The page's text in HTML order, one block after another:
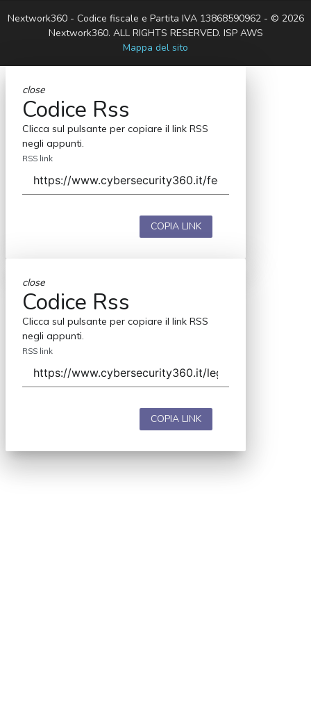
Nextwork360 - Codice fiscale e Partita IVA 13868590962 - © 2026
Nextwork360. ALL RIGHTS RESERVED. ISP AWS
Mappa del sito
close
Codice Rss
Clicca sul pulsante per copiare il link RSS
negli appunti.
RSS link
COPIA LINK
close
Codice Rss
Clicca sul pulsante per copiare il link RSS
negli appunti.
RSS link
COPIA LINK